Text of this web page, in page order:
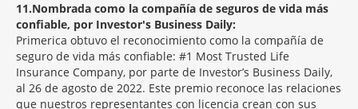
11 Nombrada como la compañía de seguros de vida más
confiable, por Investor's Business Daily:
Primerica obtuvo el reconocimiento como la compañía de
seguro de vida más confiable: #1 Most Trusted Life
Insurance Company, por parte de Investor’s Business Daily,
al 26 de agosto de 2022. Este premio reconoce las relaciones
que nuestros representantes con licencia crean con sus